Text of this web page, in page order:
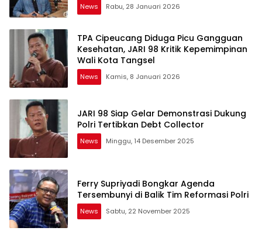
News Rabu, 28 Januari 2026
TPA Cipeucang Diduga Picu Gangguan
Kesehatan, JARI 98 Kritik Kepemimpinan
Wali Kota Tangsel
News Kamis, 8 Januari 2026
JARI 98 Siap Gelar Demonstrasi Dukung
Polri Tertibkan Debt Collector
News Minggu, 14 Desember 2025
Ferry Supriyadi Bongkar Agenda
Tersembunyi di Balik Tim Reformasi Polri
News Sabtu, 22 November 2025